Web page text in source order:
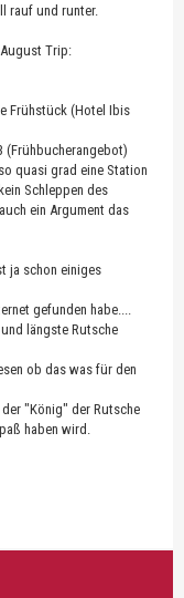
rauf und runter.
Trip:
Frühstück (Hotel Ibis
(Frühbucherangebot)
quasi grad eine Station
Schleppen des
ein Argument das
ja schon einiges
gefunden habe....
längste Rutsche
ob das was für den
"König" der Rutsche
haben wird.